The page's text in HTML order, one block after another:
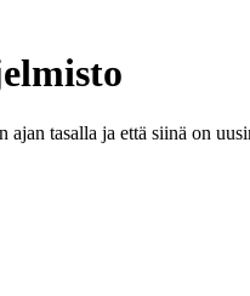
tasalla ja että siinä on